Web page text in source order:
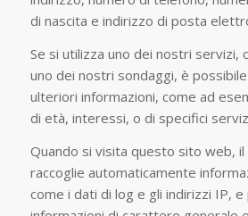
di nascita e indirizzo di posta
Se si utilizza uno dei nostri servizi,
uno dei nostri sondaggi, è
ulteriori informazioni, come ad
di età, interessi, o di specifici
Quando si visita questo sito web,
raccoglie automaticamente
come i dati di log e gli indirizzi IP,